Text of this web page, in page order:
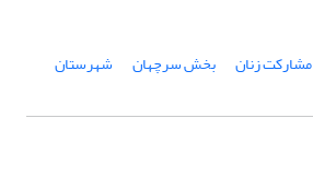
مشارکت زنان بخش سرچهان شهرستان